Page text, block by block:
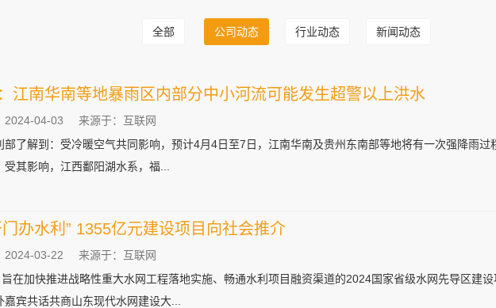
全部 公司动态 行业动态 新闻动态
江南华南等地暴雨区内部分中小河流可能发生超警以上洪水
2024-04-03
来源于：互联网
部了解到：受冷暖空气共同影响，预计4月4日至7日，江南华南及贵州东南部等地将有一次强降雨过
受其影响，江西鄱阳湖水系，福...
门办水利” 1355亿元建设项目向社会推介
2024-03-22
来源于：互联网
在加快推进战略性重大水网工程落地实施、畅通水利项目融资渠道的2024国家省级水网先导区建
嘉宾共话共商山东现代水网建设大...